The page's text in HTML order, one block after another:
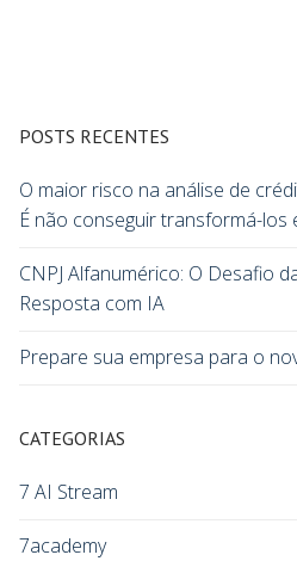
POSTS RECENTES
O maior risco na análise de
É não conseguir transformá-los
CNPJ Alfanumérico: O Desafio
Resposta com IA
Prepare sua empresa para o
CATEGORIAS
7 AI Stream
7academy